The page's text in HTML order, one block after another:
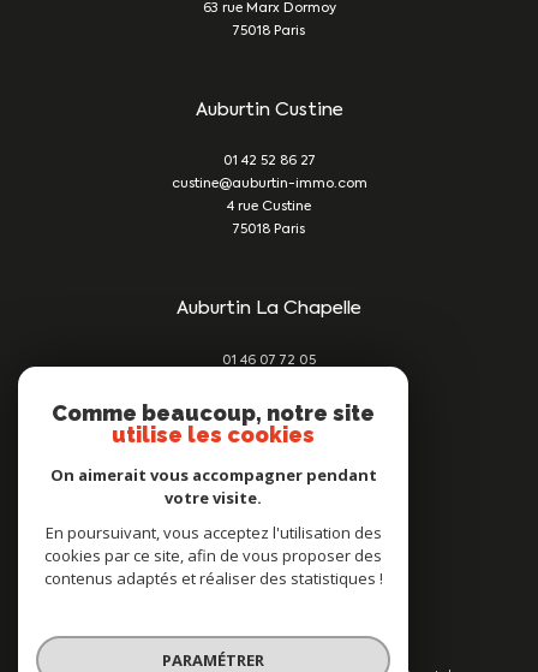
63 rue Marx Dormoy
75018
Paris
Auburtin Custine
01 42 52 86 27
custine@auburtin-immo.com
4 rue Custine
75018
Paris
Auburtin La Chapelle
01 46 07 72 05
209 rue du Faubourg St Denis
75010 Paris
Nous suivre sur
Comme beaucoup, notre site
utilise les cookies
On aimerait vous accompagner pendant
votre visite.
En poursuivant, vous acceptez l'utilisation des
cookies par ce site, afin de vous proposer des
contenus adaptés et réaliser des statistiques !
PARAMÉTRER